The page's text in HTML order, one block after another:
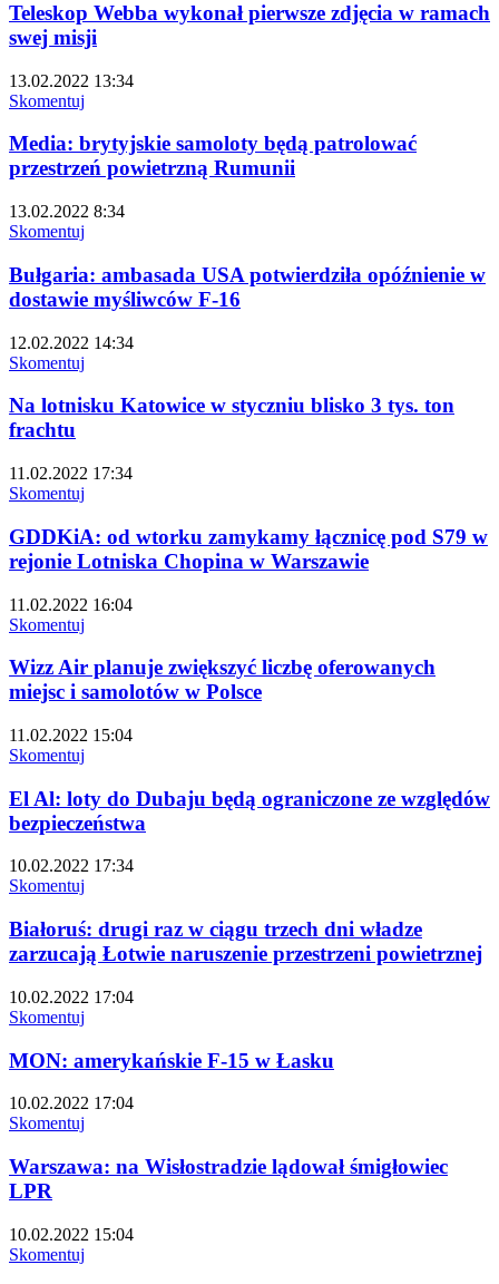
Teleskop Webba wykonał pierwsze zdjęcia w ramach
swej misji
13.02.2022 13:34
Skomentuj
Media: brytyjskie samoloty będą patrolować
przestrzeń powietrzną Rumunii
13.02.2022 8:34
Skomentuj
Bułgaria: ambasada USA potwierdziła opóźnienie w
dostawie myśliwców F-16
12.02.2022 14:34
Skomentuj
Na lotnisku Katowice w styczniu blisko 3 tys. ton
frachtu
11.02.2022 17:34
Skomentuj
GDDKiA: od wtorku zamykamy łącznicę pod S79 w
rejonie Lotniska Chopina w Warszawie
11.02.2022 16:04
Skomentuj
Wizz Air planuje zwiększyć liczbę oferowanych
miejsc i samolotów w Polsce
11.02.2022 15:04
Skomentuj
El Al: loty do Dubaju będą ograniczone ze względów
bezpieczeństwa
10.02.2022 17:34
Skomentuj
Białoruś: drugi raz w ciągu trzech dni władze
zarzucają Łotwie naruszenie przestrzeni powietrznej
10.02.2022 17:04
Skomentuj
MON: amerykańskie F-15 w Łasku
10.02.2022 17:04
Skomentuj
Warszawa: na Wisłostradzie lądował śmigłowiec
LPR
10.02.2022 15:04
Skomentuj